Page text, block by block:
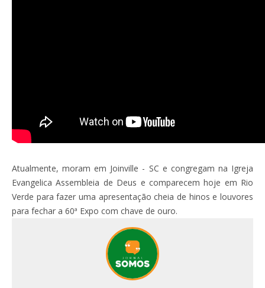
Atualmente, moram em Joinville - SC e congregam na Igreja
Evangelica Assembleia de Deus e comparecem hoje em Rio
Verde para fazer uma apresentação cheia de hinos e louvores
para fechar a 60ª Expo com chave de ouro.